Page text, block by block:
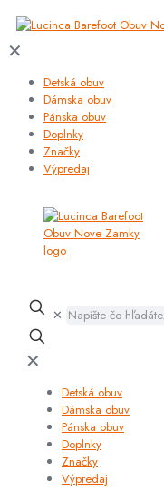
✕
Detská obuv
Dámska obuv
Pánska obuv
Doplnky
Značky
Výpredaj
✕
✕
Detská obuv
Dámska obuv
Pánska obuv
Doplnky
Značky
Výpredaj